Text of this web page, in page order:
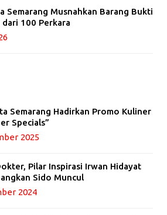
Semarang Musnahkan Barang Bukti
100 Perkara
Semarang Hadirkan Promo Kuliner
Specials”
2025
Pilar Inspirasi Irwan Hidayat
Sido Muncul
2024